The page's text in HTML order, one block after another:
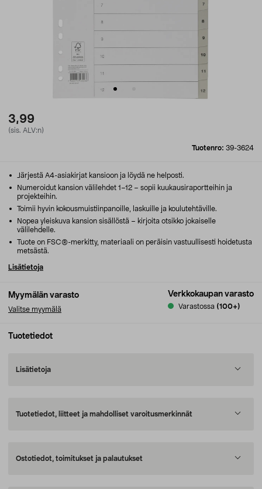
3,99
(sis. ALV:n)
Tuotenro: 39-3624
Myymälän varasto
Valitse myymälä
Verkkokaupan varasto
Varastossa (100+)
Järjestä A4-asiakirjat kansioon ja löydä ne helposti.
Numeroidut kansion välilehdet 1–12 – sopii kuukausiraportteihin ja
projekteihin.
Toimii hyvin kokousmuistiinpanoille, laskuille ja koulutehtäville.
Nopea yleiskuva kansion sisällöstä – kirjoita otsikko jokaiselle
välilehdelle.
Tuote on FSC®-merkitty, materiaali on peräisin vastuullisesti hoidetusta
metsästä.
Lisätietoja
Tuotetiedot
Lisätietoja
Tuotetiedot, liitteet ja mahdolliset varoitusmerkinnät
Ostotiedot, toimitukset ja palautukset